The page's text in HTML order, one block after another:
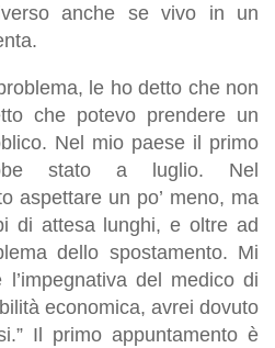
anche se vivo in un
le ho detto che non
che potevo prendere un
Nel mio paese il primo
stato a luglio. Nel
aspettare un po’ meno, ma
di attesa lunghi, e oltre ad
dello spostamento. Mi
del medico di
economica, avrei dovuto
Il primo appuntamento è